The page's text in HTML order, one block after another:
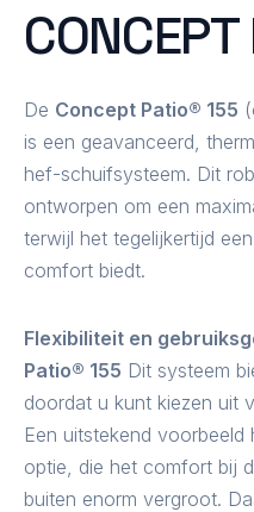
De Concept Patio® 155
is een geavanceerd,
hef-schuifsysteem. Dit
ontworpen om een
terwijl het tegelijkertijd
comfort biedt.
Flexibiliteit en
Patio® 155 Dit systeem
doordat u kunt kiezen uit
Een uitstekend voorbeeld
optie, die het comfort bij
buiten enorm vergroot.